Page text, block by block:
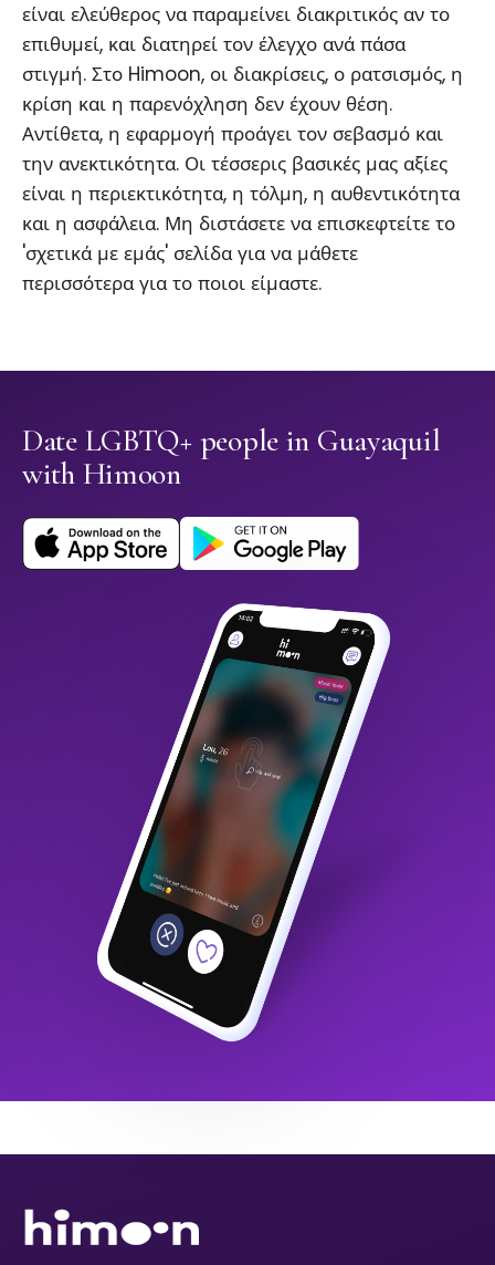
είναι ελεύθερος να παραμείνει διακριτικός αν το
επιθυμεί, και διατηρεί τον έλεγχο ανά πάσα
στιγμή. Στο Himoon, οι διακρίσεις, ο ρατσισμός, η
κρίση και η παρενόχληση δεν έχουν θέση.
Αντίθετα, η εφαρμογή προάγει τον σεβασμό και
την ανεκτικότητα. Οι τέσσερις βασικές μας αξίες
είναι η περιεκτικότητα, η τόλμη, η αυθεντικότητα
και η ασφάλεια. Μη διστάσετε να επισκεφτείτε το
'σχετικά με εμάς' σελίδα για να μάθετε
περισσότερα για το ποιοι είμαστε.
Date LGBTQ+ people in Guayaquil
with Himoon